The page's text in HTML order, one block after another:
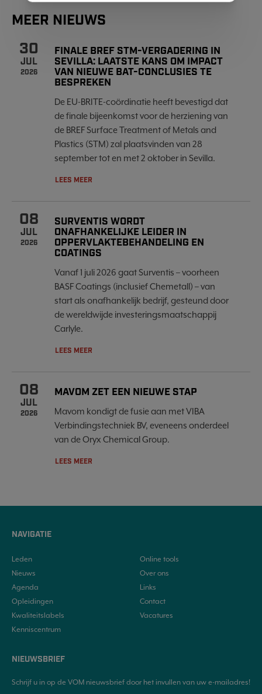
MEER NIEUWS
30
JUL
2026
FINALE BREF STM-VERGADERING IN
SEVILLA: LAATSTE KANS OM IMPACT
VAN NIEUWE BAT-CONCLUSIES TE
BESPREKEN
De EU-BRITE-coördinatie heeft bevestigd dat
de finale bijeenkomst voor de herziening van
de BREF Surface Treatment of Metals and
Plastics (STM) zal plaatsvinden van 28
september tot en met 2 oktober in Sevilla.
LEES MEER
08
JUL
2026
SURVENTIS WORDT
ONAFHANKELIJKE LEIDER IN
OPPERVLAKTEBEHANDELING EN
COATINGS
Vanaf 1 juli 2026 gaat Surventis – voorheen
BASF Coatings (inclusief Chemetall) – van
start als onafhankelijk bedrijf, gesteund door
de wereldwijde investeringsmaatschappij
Carlyle.
LEES MEER
08
JUL
2026
MAVOM ZET EEN NIEUWE STAP
Mavom kondigt de fusie aan met VIBA
Verbindingstechniek BV, eveneens onderdeel
van de Oryx Chemical Group.
LEES MEER
NAVIGATIE
Leden
Nieuws
Agenda
Opleidingen
Kwaliteitslabels
Kenniscentrum
Online tools
Over ons
Links
Contact
Vacatures
NIEUWSBRIEF
Schrijf u in op de VOM nieuwsbrief door het invullen van uw e-mailadres!